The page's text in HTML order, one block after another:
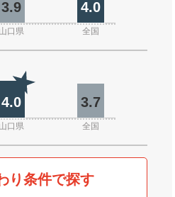
3.9 4.0
山口県 全国
4.0 3.7
山口県 全国
り条件で探す